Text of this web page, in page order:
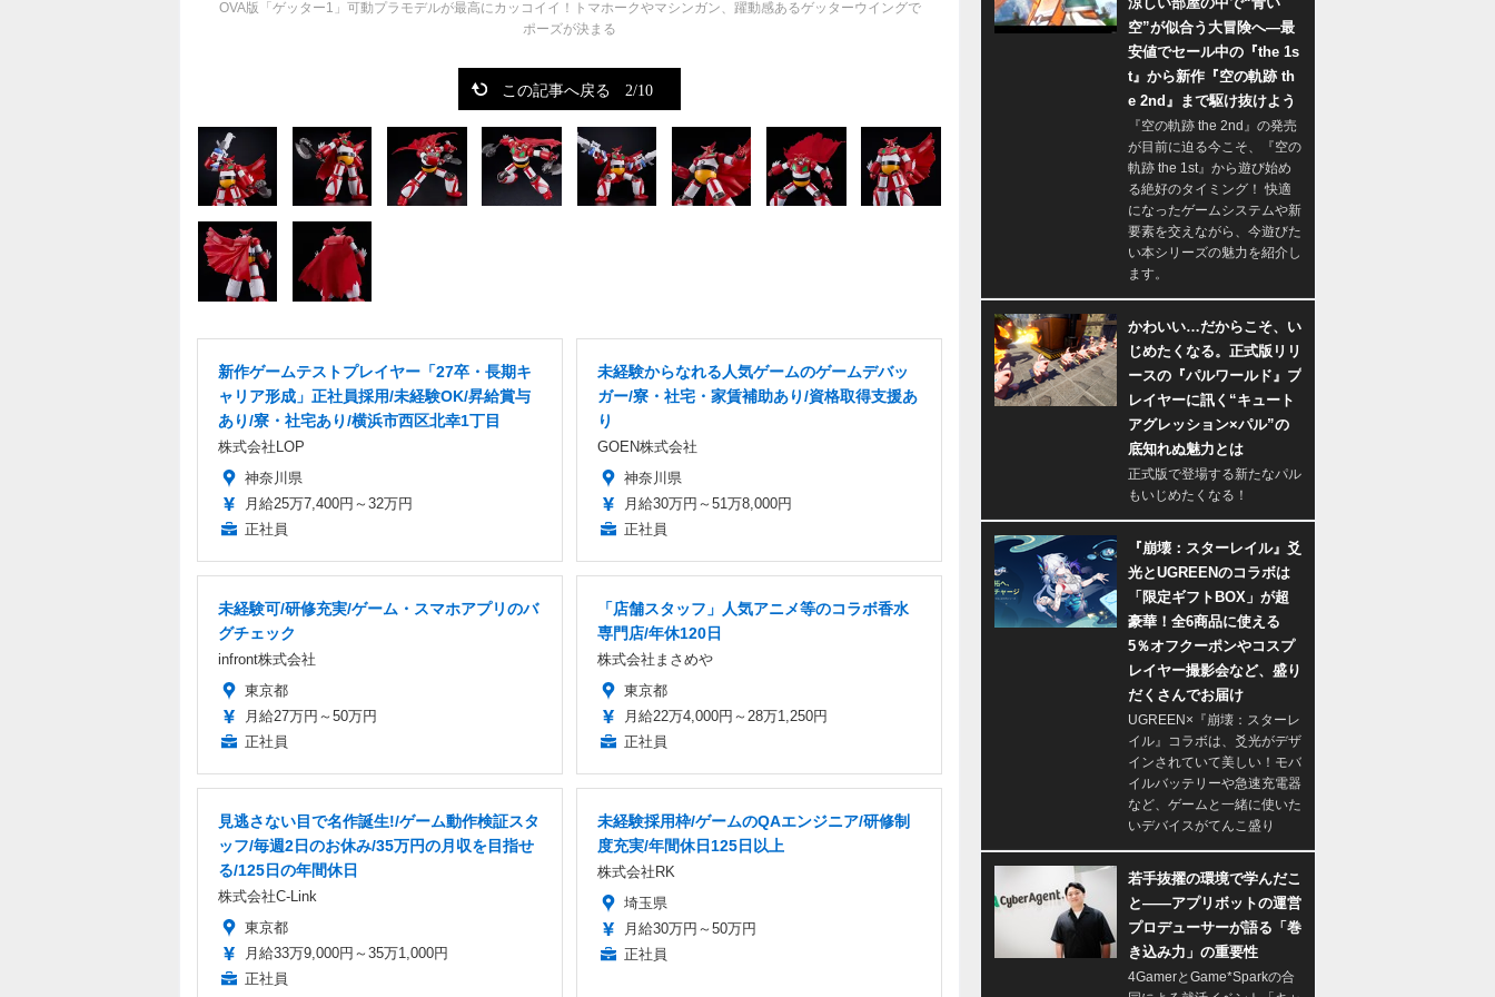
OVA版「ゲッター1」可動プラモデルが最高にカッコイイ！トマホークやマシンガン、躍動感あるゲッターウイングで
ポーズが決まる
この記事へ戻る 2/10
新作ゲームテストプレイヤー「27卒・長期キ
ャリア形成」正社員採用/未経験OK/昇給賞与
あり/寮・社宅あり/横浜市西区北幸1丁目
株式会社LOP
神奈川県
月給25万7,400円～32万円
正社員
未経験からなれる人気ゲームのゲームデバッ
ガー/寮・社宅・家賃補助あり/資格取得支援あ
り
GOEN株式会社
神奈川県
月給30万円～51万8,000円
正社員
未経験可/研修充実/ゲーム・スマホアプリのバ
グチェック
infront株式会社
東京都
月給27万円～50万円
正社員
「店舗スタッフ」人気アニメ等のコラボ香水
専門店/年休120日
株式会社まさめや
東京都
月給22万4,000円～28万1,250円
正社員
見逃さない目で名作誕生!/ゲーム動作検証スタ
ッフ/毎週2日のお休み/35万円の月収を目指せ
る/125日の年間休日
株式会社C-Link
東京都
月給33万9,000円～35万1,000円
正社員
未経験採用枠/ゲームのQAエンジニア/研修制
度充実/年間休日125日以上
株式会社RK
埼玉県
月給30万円～50万円
正社員
空”が似合う大冒険へ―最
安値でセール中の『the 1s
t』から新作『空の軌跡 th
e 2nd』まで駆け抜けよう
『空の軌跡 the 2nd』の発売
が目前に迫る今こそ、『空の
軌跡 the 1st』から遊び始め
る絶好のタイミング！ 快適
になったゲームシステムや新
要素を交えながら、今遊びた
い本シリーズの魅力を紹介し
ます。
かわいい…だからこそ、い
じめたくなる。正式版リリ
ースの『パルワールド』プ
レイヤーに訊く“キュート
アグレッション×パル”の
底知れぬ魅力とは
正式版で登場する新たなパル
もいじめたくなる！
『崩壊：スターレイル』爻
光とUGREENのコラボは
「限定ギフトBOX」が超
豪華！全6商品に使える
5％オフクーポンやコスプ
レイヤー撮影会など、盛り
だくさんでお届け
UGREEN×『崩壊：スターレ
イル』コラボは、爻光がデザ
インされていて美しい！モバ
イルバッテリーや急速充電器
など、ゲームと一緒に使いた
いデバイスがてんこ盛り
若手抜擢の環境で学んだこ
と――アプリボットの運営
プロデューサーが語る「巻
き込み力」の重要性
4GamerとGame*Sparkの合